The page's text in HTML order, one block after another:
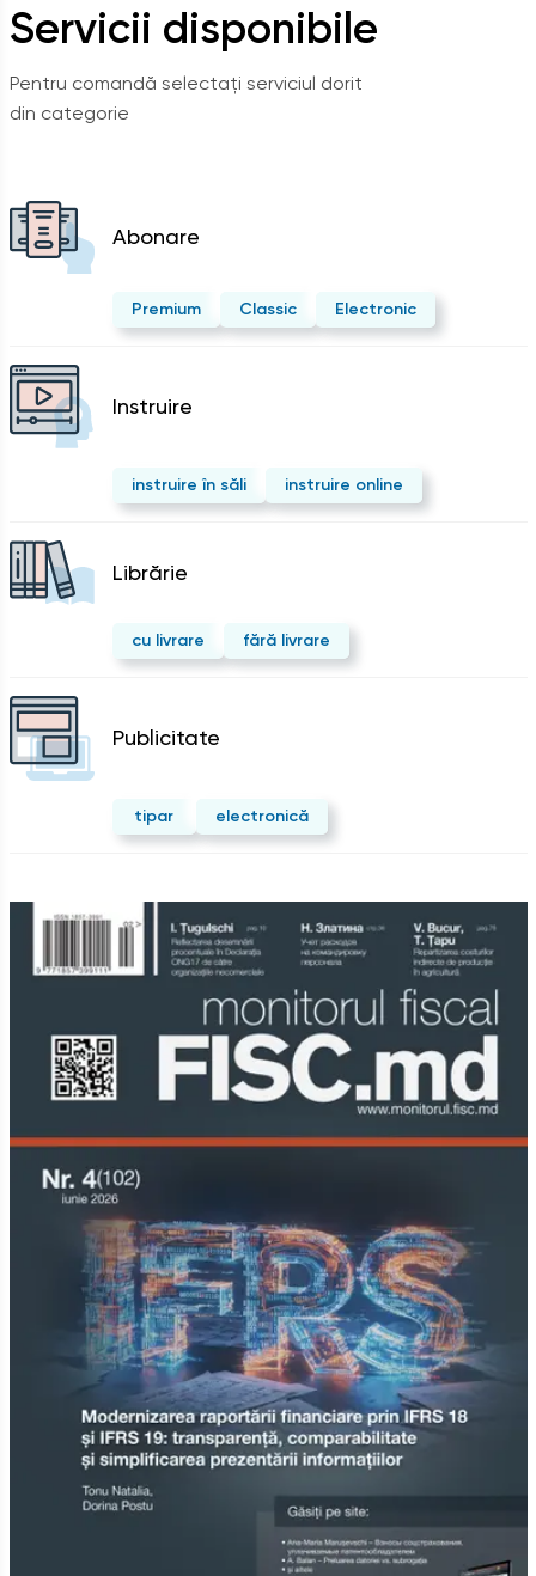
Servicii disponibile
Pentru comandă selectați serviciul dorit
din categorie
Abonare
Premium Classic Electronic
Instruire
instruire în săli instruire online
Librărie
cu livrare fără livrare
Publicitate
tipar electronică